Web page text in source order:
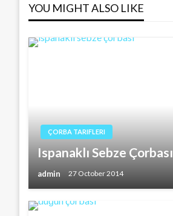
YOU MIGHT ALSO LIKE
ÇORBA TARIFLERI
Ispanaklı Sebze Çorbası
admin 27 October 2014